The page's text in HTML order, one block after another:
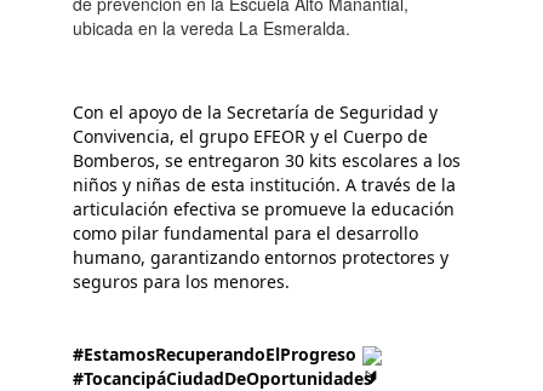
ubicada en la vereda La Esmeralda.
Con el apoyo de la Secretaría de Seguridad y
Convivencia, el grupo EFEOR y el Cuerpo de
Bomberos, se entregaron 30 kits escolares a los
niños y niñas de esta institución. A través de la
articulación efectiva se promueve la educación
como pilar fundamental para el desarrollo
humano, garantizando entornos protectores y
seguros para los menores.
#EstamosRecuperandoElProgreso
#TocancipáCiudadDeOportunidades